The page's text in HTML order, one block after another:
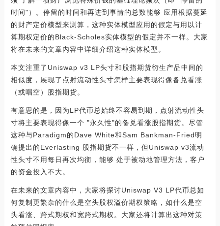
时间"）。停留的时间和再进到事情的总数能够 应用根据蔓延
的财产定价模型来测算，这种实体模型应用的假定与用以计
算期权定价的Black-Scholes实体模型的假定并不一样。大家
将在未来的文章内容中详细介绍这种实体模型。
本文注重了Uniswap v3 LP头寸和股指期货衍生产品中间的
相似度，展现了点射流动性头寸怎样主要表现得像备兑看涨
（或唱空）股指期货。
有意思的是，因为LP代币总始终不容易到期，点射流动性头
寸将主要表现得像一个 "永久性"的备兑看涨股指期货。尽管
这种与Paradigm的Dave White和Sam Bankman-Fried明
确提出的Everlasting 股指期货不一样，但Uniswap v3流动
性头寸不用每日再次均衡，能够 处于被动地管理方法，客户
的资金投入不大。
在未来的文章内容中，大家将探讨Uniswap V3 LP代币总如
何复制更繁杂的什么是空头股权溢价期权策略，如什么是空
头看涨、跨式期权和宽跨式期权。大家还将计算出这种对策